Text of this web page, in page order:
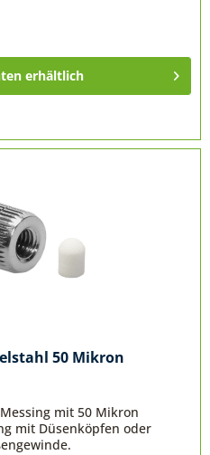
erhältlich
50 Mikron
mit 50 Mikron
mit Düsenköpfen oder